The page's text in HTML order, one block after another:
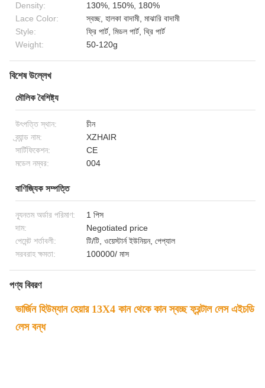
Density:
130%, 150%, 180%
Lace Color:
স্বচ্ছ, হালকা বাদামী, মাঝারি বাদামী
Style:
ফ্রি পার্ট, মিডল পার্ট, থ্রি পার্ট
Weight:
50-120g
বিশেষ উল্লেখ
মৌলিক বৈশিষ্ট্য
উৎপত্তি স্থান:
চীন
ব্র্যান্ড নাম:
XZHAIR
সার্টিফিকেশন:
CE
মডেল নম্বর:
004
বাণিজ্যিক সম্পত্তি
ন্যূনতম অর্ডার পরিমাণ:
1 পিস
দাম:
Negotiated price
পেমেন্ট শর্তাবলী:
টি/টি, ওয়েস্টার্ন ইউনিয়ন, পেপ্যাল
সরবরাহ ক্ষমতা:
100000/ মাস
পণ্য বিবরণ
ভার্জিন হিউম্যান হেয়ার 13X4 কান থেকে কান স্বচ্ছ ফ্রন্টাল লেস এইচডি
লেস বন্ধ